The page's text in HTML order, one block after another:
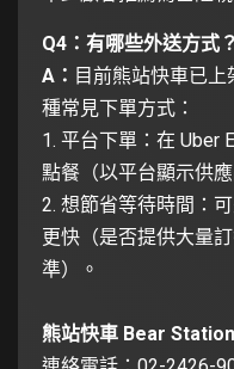
Q4：有哪些外送方式
A： 目前熊站快車已上
種常見下單方式：
1. 平台下單：在 Uber
點餐（以平台顯示供
2. 想節省等待時間：
更快（是否提供大量
準）。
熊站快車 Bear Station